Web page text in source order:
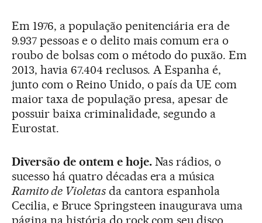
Em 1976, a população penitenciária era de
9.937 pessoas e o delito mais comum era o
roubo de bolsas com o método do puxão. Em
2013, havia 67.404 reclusos. A Espanha é,
junto com o Reino Unido, o país da UE com
maior taxa de população presa, apesar de
possuir baixa criminalidade, segundo a
Eurostat.
Diversão de ontem e hoje.Nas rádios, o
sucesso há quatro décadas era a música
Ramito de Violetasda cantora espanhola
Cecilia, e Bruce Springsteen inaugurava uma
página na história do rock com seu disco